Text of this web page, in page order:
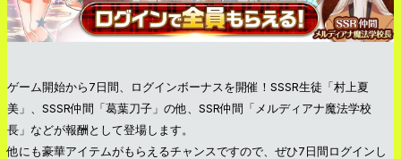
ゲーム開始から7日間、ログインボーナスを開催！SSSR生徒「村上夏
美」、SSSR仲間「葛葉刀子」の他、SSR仲間「メルディアナ魔法学校
長」などが報酬として登場します。
他にも豪華アイテムがもらえるチャンスですので、ぜひ7日間ログインし